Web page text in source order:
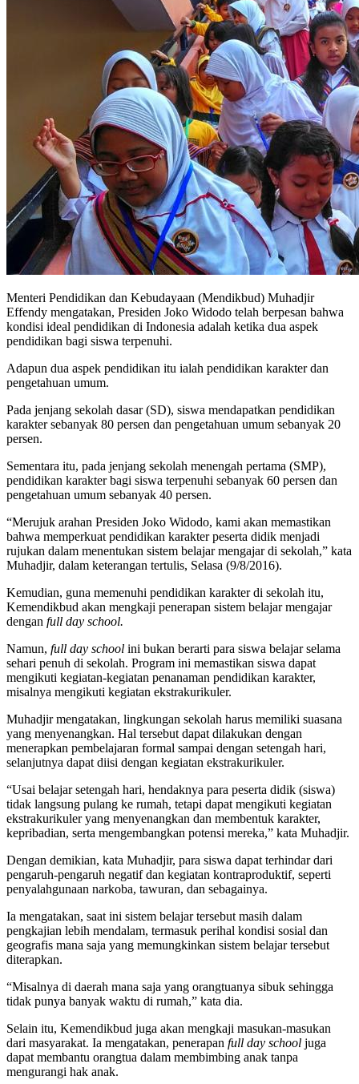
Menteri Pendidikan dan Kebudayaan (Mendikbud) Muhadjir
Effendy mengatakan, Presiden Joko Widodo telah berpesan bahwa
kondisi ideal pendidikan di Indonesia adalah ketika dua aspek
pendidikan bagi siswa terpenuhi.
Adapun dua aspek pendidikan itu ialah pendidikan karakter dan
pengetahuan umum.
Pada jenjang sekolah dasar (SD), siswa mendapatkan pendidikan
karakter sebanyak 80 persen dan pengetahuan umum sebanyak 20
persen.
Sementara itu, pada jenjang sekolah menengah pertama (SMP),
pendidikan karakter bagi siswa terpenuhi sebanyak 60 persen dan
pengetahuan umum sebanyak 40 persen.
“Merujuk arahan Presiden Joko Widodo, kami akan memastikan
bahwa memperkuat pendidikan karakter peserta didik menjadi
rujukan dalam menentukan sistem belajar mengajar di sekolah,” kata
Muhadjir, dalam keterangan tertulis, Selasa (9/8/2016).
Kemudian, guna memenuhi pendidikan karakter di sekolah itu,
Kemendikbud akan mengkaji penerapan sistem belajar mengajar
dengan full day school.
Namun, full day school ini bukan berarti para siswa belajar selama
sehari penuh di sekolah. Program ini memastikan siswa dapat
mengikuti kegiatan-kegiatan penanaman pendidikan karakter,
misalnya mengikuti kegiatan ekstrakurikuler.
Muhadjir mengatakan, lingkungan sekolah harus memiliki suasana
yang menyenangkan. Hal tersebut dapat dilakukan dengan
menerapkan pembelajaran formal sampai dengan setengah hari,
selanjutnya dapat diisi dengan kegiatan ekstrakurikuler.
“Usai belajar setengah hari, hendaknya para peserta didik (siswa)
tidak langsung pulang ke rumah, tetapi dapat mengikuti kegiatan
ekstrakurikuler yang menyenangkan dan membentuk karakter,
kepribadian, serta mengembangkan potensi mereka,” kata Muhadjir.
Dengan demikian, kata Muhadjir, para siswa dapat terhindar dari
pengaruh-pengaruh negatif dan kegiatan kontraproduktif, seperti
penyalahgunaan narkoba, tawuran, dan sebagainya.
Ia mengatakan, saat ini sistem belajar tersebut masih dalam
pengkajian lebih mendalam, termasuk perihal kondisi sosial dan
geografis mana saja yang memungkinkan sistem belajar tersebut
diterapkan.
“Misalnya di daerah mana saja yang orangtuanya sibuk sehingga
tidak punya banyak waktu di rumah,” kata dia.
Selain itu, Kemendikbud juga akan mengkaji masukan-masukan
dari masyarakat. Ia mengatakan, penerapan full day school juga
dapat membantu orangtua dalam membimbing anak tanpa
mengurangi hak anak.